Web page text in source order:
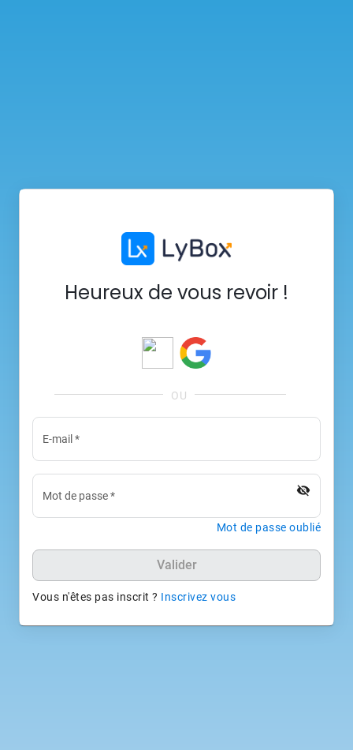
Heureux de vous revoir !
E-mail *
Mot de passe* visibility_off
Mot de passe oublié
Valider
Vous n'êtes pas inscrit ? Inscrivez vous